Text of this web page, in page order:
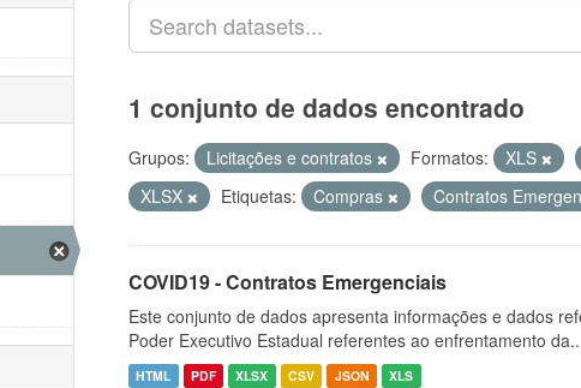
1 conjunto de dados encontrado
Grupos: Licitações e contratos Formatos: XLS
XLSX
Etiquetas: Compras Contratos
COVID19 - Contratos Emergenciais
Este conjunto de dados apresenta informações e dados
Poder Executivo Estadual referentes ao enfrentamento
HTML PDF XLSX CSV JSON XLS